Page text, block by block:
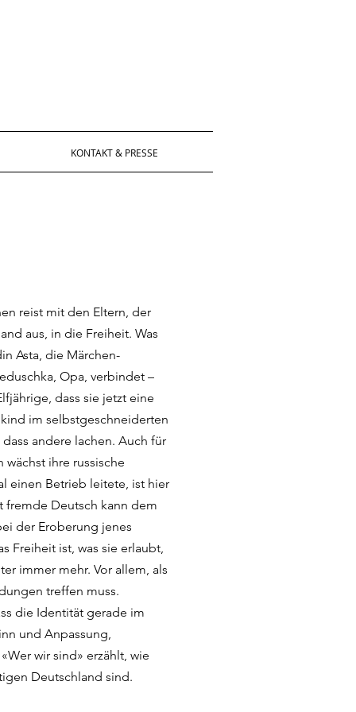
KONTAKT & PRESSE
reist mit den Eltern, der
aus, in die Freiheit. Was
Asta, die Märchen-
Opa, verbindet –
dass sie jetzt eine
im selbstgeschneiderten
andere lachen. Auch für
wächst ihre russische
einen Betrieb leitete, ist hier
fremde Deutsch kann dem
der Eroberung jenes
Freiheit ist, was sie erlaubt,
immer mehr. Vor allem, als
treffen muss.
die Identität gerade im
und Anpassung,
wir sind» erzählt, wie
Deutschland sind.